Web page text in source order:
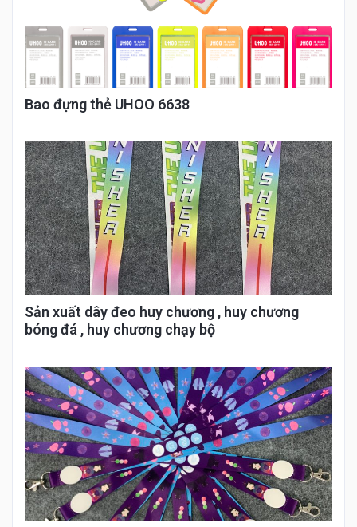
Bao đựng thẻ UHOO 6638
Sản xuất dây đeo huy chương , huy chương
bóng đá , huy chương chạy bộ